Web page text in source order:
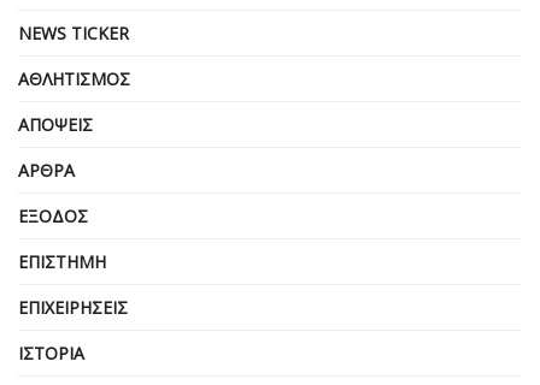
NEWS TICKER
ΑΘΛΗΤΙΣΜΌΣ
ΑΠΌΨΕΙΣ
ΆΡΘΡΑ
ΈΞΟΔΟΣ
ΕΠΙΣΤΉΜΗ
ΕΠΙΧΕΙΡΗΣΕΙΣ
ΙΣΤΟΡΊΑ